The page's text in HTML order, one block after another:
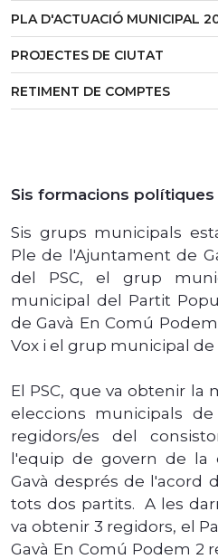
PLA D'ACTUACIÓ MUNICIPAL
PROJECTES DE CIUTAT
RETIMENT DE COMPTES
Sis formacions polítiques
Sis grups municipals
Ple de l'Ajuntament de
del PSC, el grup
municipal del Partit
de Gavà En Comú
Vox i el grup municipal de
El PSC, que va obtenir la
eleccions municipals de
regidors/es del
l'equip de govern de la
Gavà després de l'acord
tots dos partits. A les
va obtenir 3 regidors, el
Gavà En Comú Podem 2